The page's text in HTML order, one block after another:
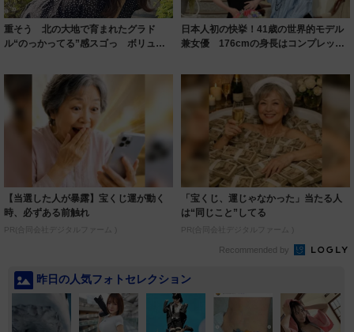
重そう 北の大地で育まれたグラド
ル“のっかってる”感スゴっ ボリュー
日本人初の快挙！41歳の世界的モデル
兼女優 176cmの身長はコンプレック
【当選した人が暴露】宝くじ運が動く
時、必ずある前触れ
PR(合同会社デジタルファーム )
「宝くじ、運じゃなかった」当たる人
は“同じこと”してる
PR(合同会社デジタルファーム )
Recommended by
昨日の人気フォトセレクション